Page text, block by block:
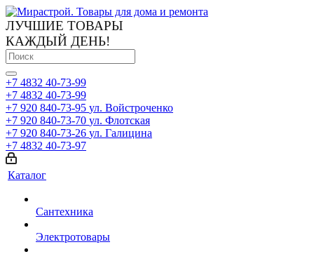
ЛУЧШИЕ ТОВАРЫ
КАЖДЫЙ ДЕНЬ!
+7 4832 40-73-99
+7 4832 40-73-99
+7 920 840-73-95 ул. Войстроченко
+7 920 840-73-70 ул. Флотская
+7 920 840-73-26 ул. Галицина
+7 4832 40-73-97
Каталог
Сантехника
Электротовары